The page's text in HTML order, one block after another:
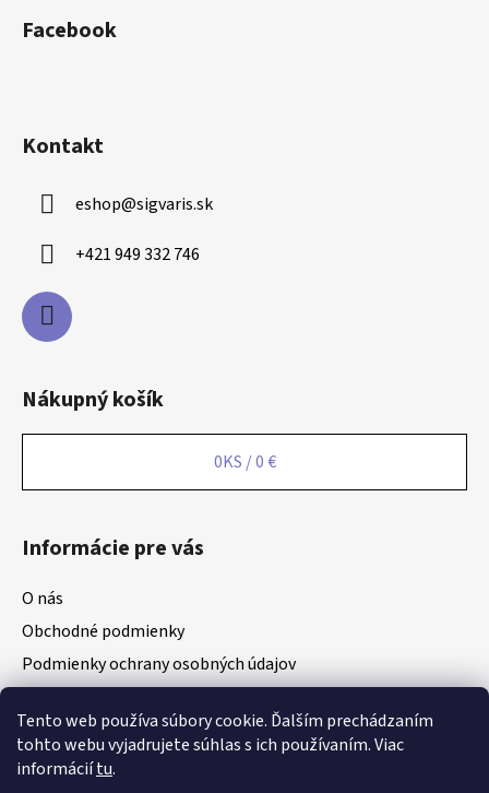
Tento web používa súbory cookie. Ďalším prechádzaním
tohto webu vyjadrujete súhlas s ich používaním. Viac
informáciítu.
Facebook
Kontakt
eshop@sigvaris.sk
+421 949 332 746
Nákupný košík
0KS /0 €
Informácie pre vás
O nás
Obchodné podmienky
Podmienky ochrany osobných údajov
Reklamácie
Kontakty